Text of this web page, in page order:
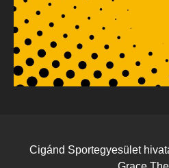
Cigánd Sportegyesület